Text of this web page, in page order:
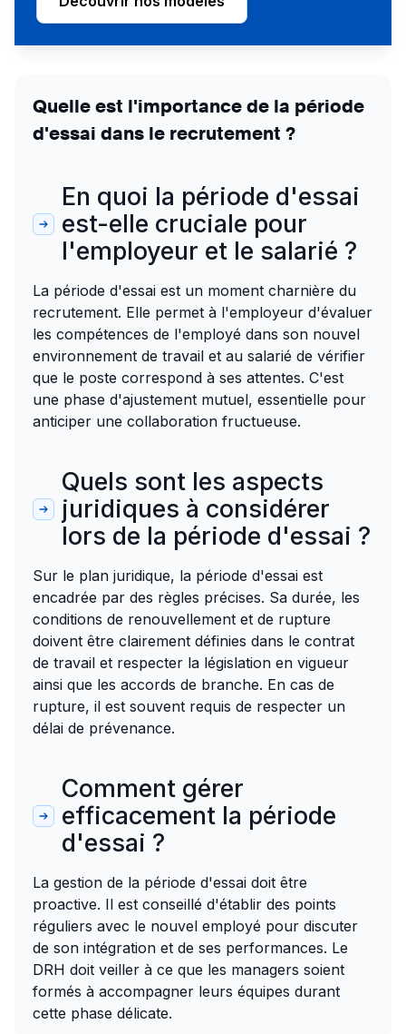
Quelle est l'importance de la période
d'essai dans le recrutement ?
En quoi la période d'essai
est-elle cruciale pour
l'employeur et le salarié ?
La période d'essai est un moment charnière du
recrutement. Elle permet à l'employeur d'évaluer
les compétences de l'employé dans son nouvel
environnement de travail et au salarié de vérifier
que le poste correspond à ses attentes. C'est
une phase d'ajustement mutuel, essentielle pour
anticiper une collaboration fructueuse.
Quels sont les aspects
juridiques à considérer
lors de la période d'essai ?
Sur le plan juridique, la période d'essai est
encadrée par des règles précises. Sa durée, les
conditions de renouvellement et de rupture
doivent être clairement définies dans le contrat
de travail et respecter la législation en vigueur
ainsi que les accords de branche. En cas de
rupture, il est souvent requis de respecter un
délai de prévenance.
Comment gérer
efficacement la période
d'essai ?
La gestion de la période d'essai doit être
proactive. Il est conseillé d'établir des points
réguliers avec le nouvel employé pour discuter
de son intégration et de ses performances. Le
DRH doit veiller à ce que les managers soient
formés à accompagner leurs équipes durant
cette phase délicate.